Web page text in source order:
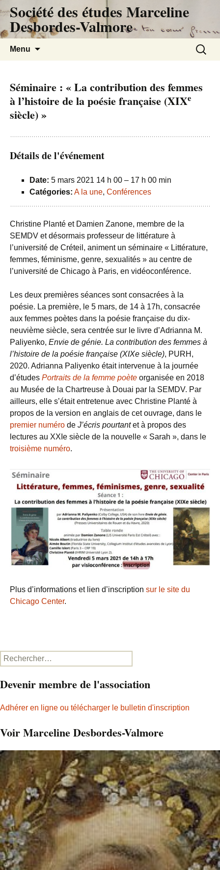
Société des études Marceline
Desbordes-Valmore
Menu
Séminaire : « La contribution des femmes
à l’histoire de la poésie française (XIXe
siècle) »
Détails de l'événement
Date: 5 mars 2021 14 h 00 – 17 h 00 min
Catégories: A la une, Conférences
Christine Planté et Damien Zanone, membre de la
SEMDV et désormais professeur de littérature à
l’université de Créteil, animent un séminaire « Littérature,
femmes, féminisme, genre, sexualités » au centre de
l’université de Chicago à Paris, en vidéoconférence.
Les deux premières séances sont consacrées à la
poésie. La première, le 5 mars, de 14 à 17h, consacrée
aux femmes poètes dans la poésie française du dix-
neuvième siècle, sera centrée sur le livre d’Adrianna M.
Paliyenko, Envie de génie. La contribution des femmes à
l’histoire de la poésie française (XIXe siècle), PURH,
2020. Adrianna Paliyenko était intervenue à la journée
d’études Portraits de la femme poète organisée en 2018
au Musée de la Chartreuse à Douai par la SEMDV. Par
ailleurs, elle s’était entretenue avec Christine Planté à
propos de la version en anglais de cet ouvrage, dans le
premier numéro de J’écris pourtantet à propos des
lectures au XXI e siècle de la nouvelle « Sarah », dans le
troisième numéro.
Plus d’informations et lien d’inscription sur le site du
Chicago Center.
Rechercher :
Devenir membre de l'association
Adhérer en ligne ou télécharger le bulletin d'inscription
Voir Marceline Desbordes-Valmore